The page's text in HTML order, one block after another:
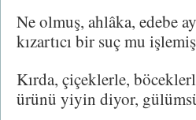
Ne olmuş, ahlâka, edebe
kızartıcı bir suç mu
Kırda, çiçeklerle,
ürünü yiyin diyor,